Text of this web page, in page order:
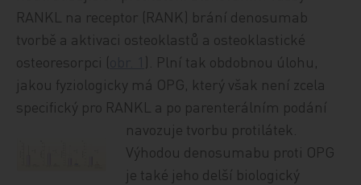
RANKL na receptor (RANK) brání denosumab
tvorbě a aktivaci osteoklastů a osteoklastické
osteoresorpci (
). Plní tak obdobnou úlohu,
jakou fyziologicky má OPG, který však není zcela
specifický pro RANKL a po parenterálním podání
navozuje tvorbu protilátek.
Výhodou denosumabu proti OPG
je také jeho delší biologický